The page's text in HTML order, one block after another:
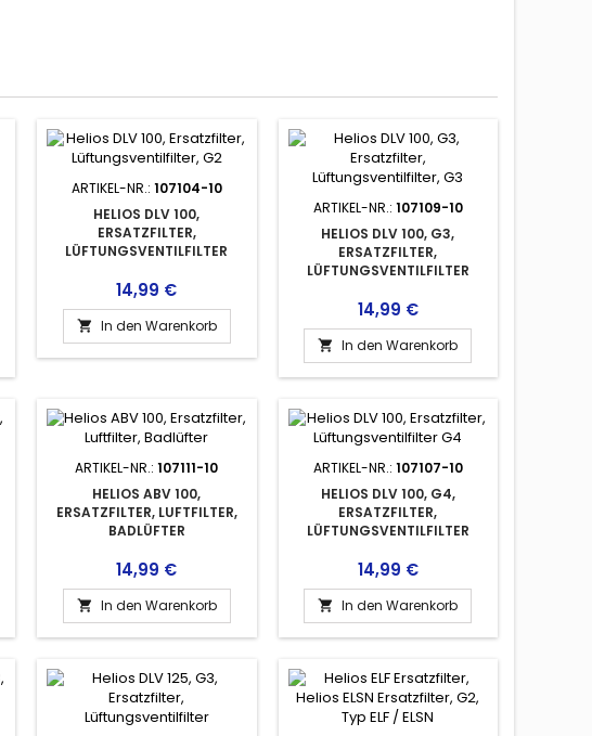
ARTIKEL-NR.: 107104-10
HELIOS DLV 100,
ERSATZFILTER,
LÜFTUNGSVENTILFILTER
Preis
14,99 €
 In den Warenkorb
ARTIKEL-NR.: 107109-10
HELIOS DLV 100, G3,
ERSATZFILTER,
LÜFTUNGSVENTILFILTER
Preis
14,99 €
 In den Warenkorb
ARTIKEL-NR.:107111-10
HELIOS ABV 100,
ERSATZFILTER, LUFTFILTER,
BADLÜFTER
Preis
14,99 €
 In den Warenkorb
ARTIKEL-NR.: 107107-10
HELIOS DLV 100, G4,
ERSATZFILTER,
LÜFTUNGSVENTILFILTER
Preis
14,99 €
 In den Warenkorb